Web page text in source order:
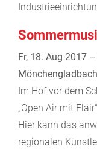
Fr, 18. Aug 2017
Im Hof vor dem
„Open Air mit
Hier kann das
regionalen